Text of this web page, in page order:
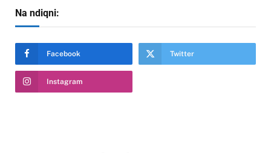
Na ndiqni:
Facebook Twitter
Instagram